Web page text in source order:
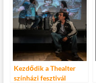
Kezdődik a Thealter
színházi fesztivál